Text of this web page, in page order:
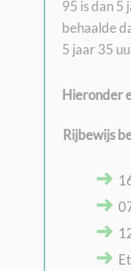
95 is dan 5
behaalde
5 jaar 35
Hieronder
Rijbewijs